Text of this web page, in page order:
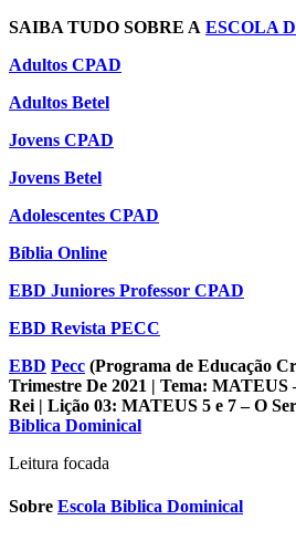
SAIBA TUDO SOBRE A ESCOLA
Adultos CPAD
Adultos Betel
Jovens CPAD
Jovens Betel
Adolescentes CPAD
Bíblia Online
EBD Juniores Professor CPAD
EBD Revista PECC
EBD Pecc (Programa de Educação
Trimestre De 2021 | Tema: MATEUS
Rei | Lição 03: MATEUS 5 e 7 – O
Biblica Dominical
Leitura focada
Sobre Escola Biblica Dominical